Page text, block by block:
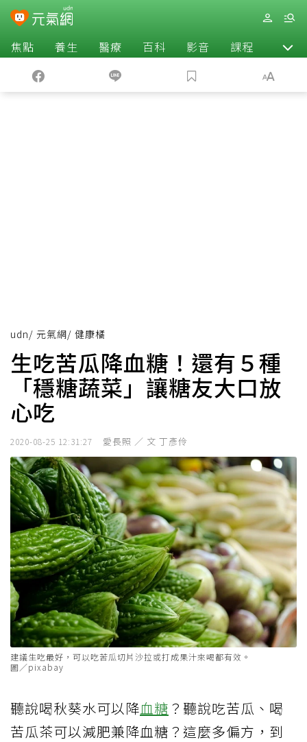
焦點 養生 醫療 百科 影音 課程 退休
udn/ 元氣網/ 健康橘
生吃苦瓜降血糖！還有５種
「穩糖蔬菜」讓糖友大口放
心吃
2020-08-25 12:31:27 愛長照 ／ 文 丁彥伶
建議生吃最好，可以吃苦瓜切片沙拉或打成果汁來喝都有效。
圖／pixabay
聽說喝秋葵水可以降血糖 ？聽說吃苦瓜、喝
苦瓜茶可以減肥兼降血糖？這麼多偏方，到